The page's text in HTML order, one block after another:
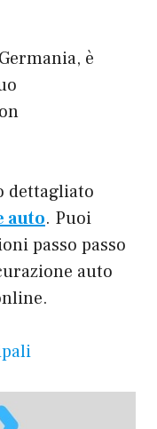
è
dettagliato
auto. Puoi
passo passo
auto